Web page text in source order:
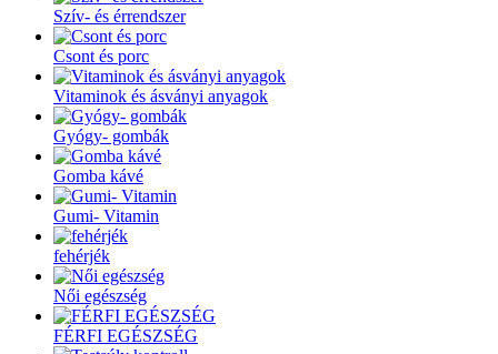
Szív- és érrendszer
Csont és porc
Vitaminok és ásványi anyagok
Gyógy- gombák
Gomba kávé
Gumi- Vitamin
fehérjék
Női egészség
FÉRFI EGÉSZSÉG